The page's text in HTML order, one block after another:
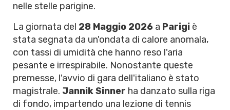
nelle stelle parigine.
La giornata del 28 Maggio 2026 a Parigi è
stata segnata da un'ondata di calore anomala,
con tassi di umidità che hanno reso l'aria
pesante e irrespirabile. Nonostante queste
premesse, l'avvio di gara dell'italiano è stato
magistrale. Jannik Sinner ha danzato sulla riga
di fondo, impartendo una lezione di tennis